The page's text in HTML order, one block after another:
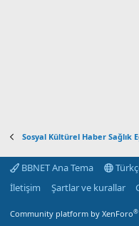
Sosyal Kültürel Haber Sağlık
BBNET Ana Tema
İletişim
Şartlar ve kurallar
Community platform by XenForo®